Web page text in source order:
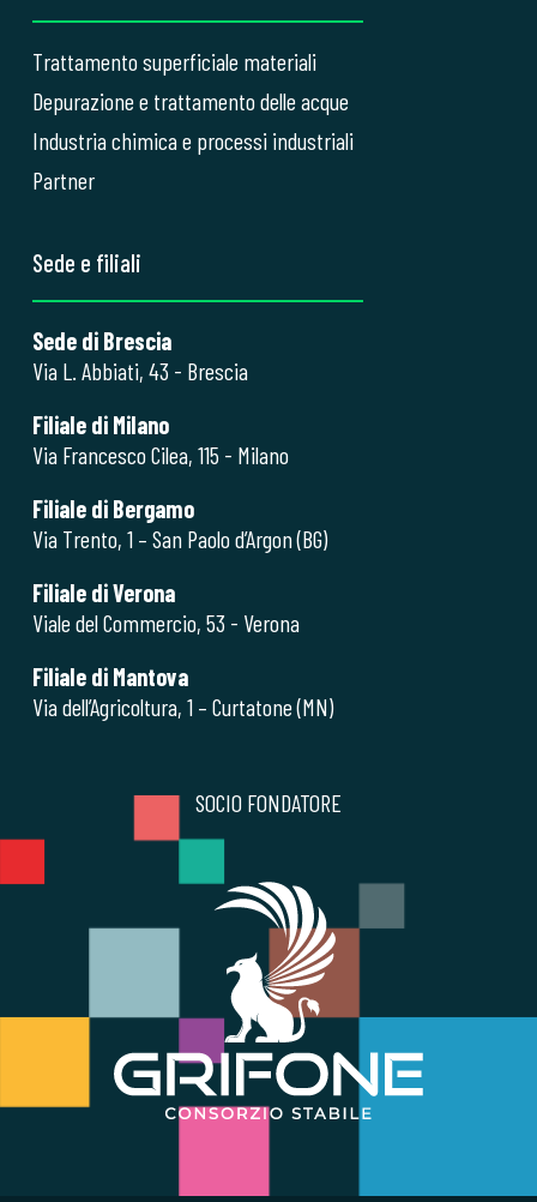
Trattamento superficiale materiali
Depurazione e trattamento delle acque
Industria chimica e processi industriali
Partner
Sede e filiali
Sede di Brescia
Via L. Abbiati, 43 - Brescia
Filiale di Milano
Via Francesco Cilea, 115 - Milano
Filiale di Bergamo
Via Trento, 1 – San Paolo d’Argon (BG)
Filiale di Verona
Viale del Commercio, 53 - Verona
Filiale di Mantova
Via dell’Agricoltura, 1 – Curtatone (MN)
SOCIO FONDATORE